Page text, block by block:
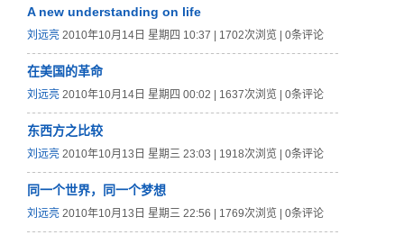
A new understanding on life
刘远亮 2010年10月14日 星期四 10:37 | 1702次浏览 | 0条评论
在美国的革命
刘远亮 2010年10月14日 星期四 00:02 | 1637次浏览 | 0条评论
东西方之比较
刘远亮 2010年10月13日 星期三 23:03 | 1918次浏览 | 0条评论
同一个世界，同一个梦想
刘远亮 2010年10月13日 星期三 22:56 | 1769次浏览 | 0条评论